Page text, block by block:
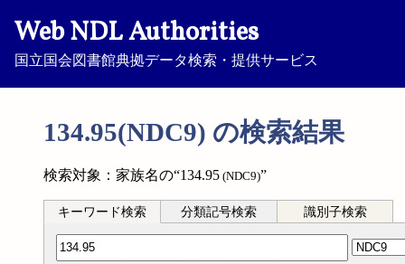
Web NDL Authorities
国立国会図書館典拠データ検索・提供サービス
134.95(NDC9) の検索結果
検索対象：家族名の“134.95 (NDC9)”
キーワード検索 分類記号検索 識別子検索
分類記号検索